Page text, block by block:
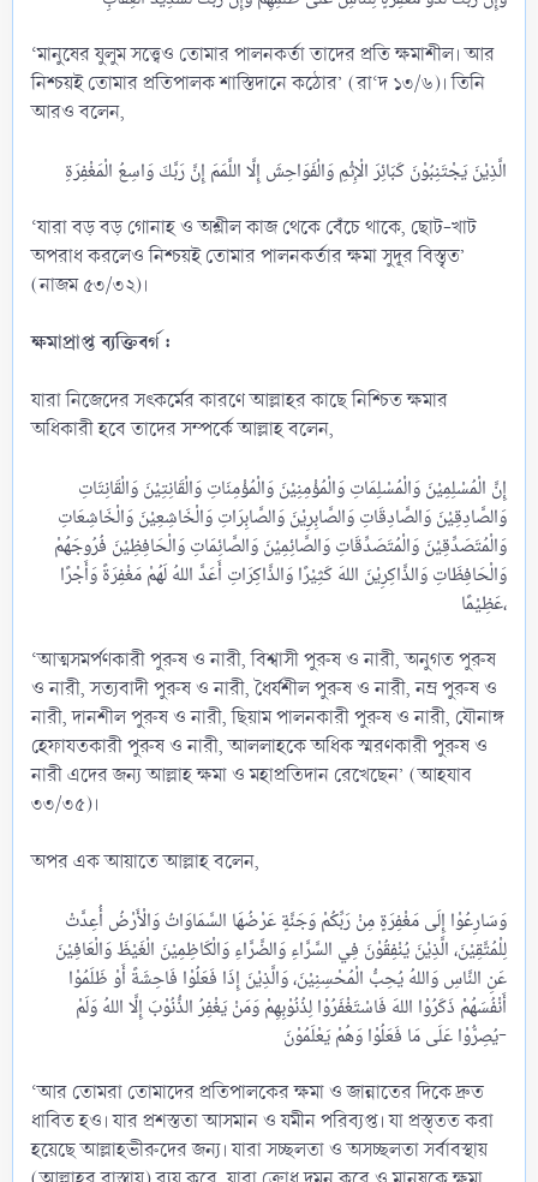
‘মানুষের যুলুম সত্ত্বেও তোমার পালনকর্তা তাদের প্রতি ক্ষমাশীল। আর
নিশ্চয়ই তোমার প্রতিপালক শাস্তিদানে কঠোর’ (রা‘দ ১৩/৬)। তিনি
আরও বলেন,
‘যারা বড় বড় গোনাহ ও অশ্লীল কাজ থেকে বেঁচে থাকে, ছোট-খাট
অপরাধ করলেও নিশ্চয়ই তোমার পালনকর্তার ক্ষমা সুদূর বিস্তৃত’
(নাজম ৫৩/৩২)।
ক্ষমাপ্রাপ্ত ব্যক্তিবর্গ :
যারা নিজেদের সৎকর্মের কারণে আল্লাহর কাছে নিশ্চিত ক্ষমার
অধিকারী হবে তাদের সম্পর্কে আল্লাহ বলেন,
إِنَّ الْمُسْلِمِيْنَ وَالْمُسْلِمَاتِ وَالْمُؤْمِنِيْنَ وَالْمُؤْمِنَاتِ وَالْقَانِتِيْنَ وَالْقَانِتَاتِ
وَالصَّادِقِيْنَ وَالصَّادِقَاتِ وَالصَّابِرِيْنَ وَالصَّابِرَاتِ وَالْخَاشِعِيْنَ وَالْخَاشِعَاتِ
وَالْمُتَصَدِّقِيْنَ وَالْمُتَصَدِّقَاتِ وَالصَّائِمِيْنَ وَالصَّائِمَاتِ وَالْحَافِظِيْنَ فُرُوجَهُمْ
وَالْحَافِظَاتِ وَالذَّاكِرِيْنَ اللهَ كَثِيْرًا وَالذَّاكِرَاتِ أَعَدَّ اللهُ لَهُمْ مَغْفِرَةً وَأَجْرًا
عَظِيْمًا،​
‘আত্মসমর্পণকারী পুরুষ ও নারী, বিশ্বাসী পুরুষ ও নারী, অনুগত পুরুষ
ও নারী, সত্যবাদী পুরুষ ও নারী, ধৈর্যশীল পুরুষ ও নারী, নম্র পুরুষ ও
নারী, দানশীল পুরুষ ও নারী, ছিয়াম পালনকারী পুরুষ ও নারী, যৌনাঙ্গ
হেফাযতকারী পুরুষ ও নারী, আললাহকে অধিক স্মরণকারী পুরুষ ও
নারী এদের জন্য আল্লাহ ক্ষমা ও মহাপ্রতিদান রেখেছেন’ (আহযাব
৩৩/৩৫)।
অপর এক আয়াতে আল্লাহ বলেন,
وَسَارِعُوْا إِلَى مَغْفِرَةٍ مِنْ رَبِّكُمْ وَجَنَّةٍ عَرْضُهَا السَّمَاوَاتُ وَالْأَرْضُ أُعِدَّتْ
لِلْمُتَّقِيْنَ، الَّذِيْنَ يُنْفِقُوْنَ فِي السَّرَّاءِ وَالضَّرَّاءِ وَالْكَاظِمِيْنَ الْغَيْظَ وَالْعَافِيْنَ
عَنِ النَّاسِ وَاللهُ يُحِبُّ الْمُحْسِنِيْنَ، وَالَّذِيْنَ إِذَا فَعَلُوْا فَاحِشَةً أَوْ ظَلَمُوْا
أَنْفُسَهُمْ ذَكَرُوْا اللهَ فَاسْتَغْفَرُوْا لِذُنُوْبِهِمْ وَمَنْ يَغْفِرُ الذُّنُوْبَ إِلَّا اللهُ وَلَمْ
يُصِرُّوْا عَلَى مَا فَعَلُوْا وَهُمْ يَعْلَمُوْنَ-​
‘আর তোমরা তোমাদের প্রতিপালকের ক্ষমা ও জান্নাতের দিকে দ্রুত
ধাবিত হও। যার প্রশস্ততা আসমান ও যমীন পরিব্যপ্ত। যা প্রস্ত্তত করা
হয়েছে আল্লাহভীরুদের জন্য। যারা সচ্ছলতা ও অসচ্ছলতা সর্বাবস্থায়